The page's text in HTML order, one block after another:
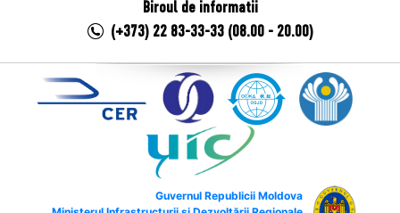
Biroul de informatii
(+373) 22 83-33-33 (08.00 - 20.00)
Guvernul Republicii Moldova